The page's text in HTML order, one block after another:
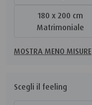
180 x 200 cm
Matrimoniale
MOSTRA MENO MISURE
Scegli il feeling